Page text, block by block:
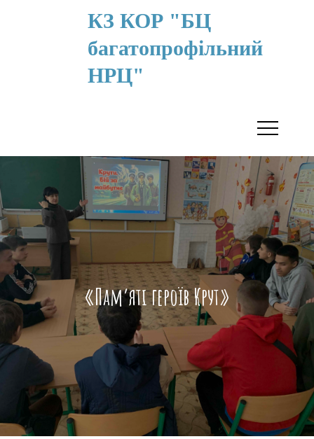
КЗ КОР "БЦ
багатопрофільний
НРЦ"
«Пам’яті героїв Крут»